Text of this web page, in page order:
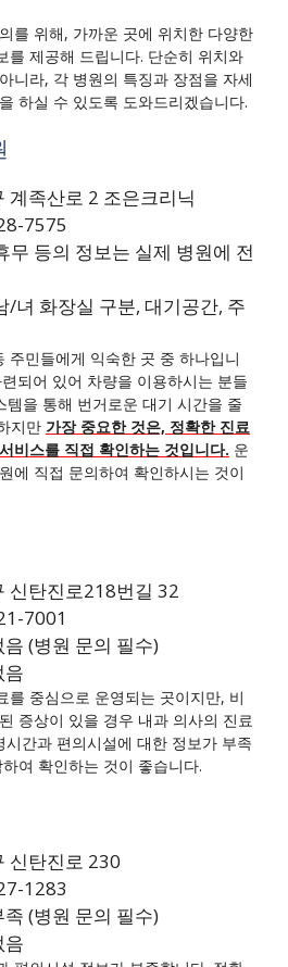
를 위해, 가까운 곳에 위치한 다양한
를 제공해 드립니다. 단순히 위치와
니라, 각 병원의 특징과 장점을 자세
하실 수 있도록 도와드리겠습니다.
계족산로 2 조은크리닉
7575
무 등의 정보는 실제 병원에 전
/녀 화장실 구분, 대기공간, 주
주민들에게 익숙한 곳 중 하나입니
되어 있어 차량을 이용하시는 분들
을 통해 번거로운 대기 시간을 줄
지만 가장 중요한 것은, 정확한 진료
비스를 직접 확인하는 것입니다. 운
에 직접 문의하여 확인하시는 것이
신탄진로218번길 32
7001
음 (병원 문의 필수)
음
를 중심으로 운영되는 곳이지만, 비
증상이 있을 경우 내과 의사의 진료
간과 편의시설에 대한 정보가 부족
여 확인하는 것이 좋습니다.
신탄진로 230
1283
족 (병원 문의 필수)
음